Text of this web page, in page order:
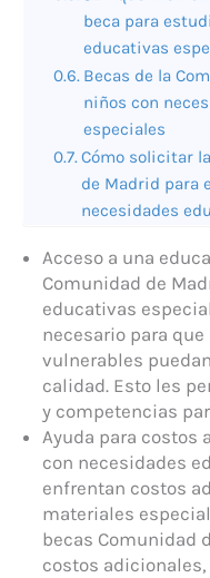
beca para
educativas
Becas de la
niños con
especiales
Cómo solicitar
de Madrid para
necesidades
Acceso a una
Comunidad de
educativas
necesario para
vulnerables
calidad. Esto les
y competencias
Ayuda para costos
con necesidades
enfrentan costos
materiales
becas Comunidad
costos